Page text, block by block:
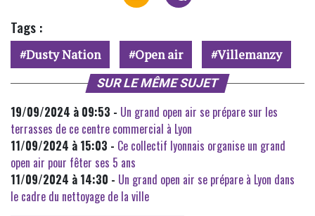
Tags :
Dusty Nation Open air Villemanzy
SUR LE MÊME SUJET
19/09/2024 à 09:53 - Un grand open air se prépare sur les
terrasses de ce centre commercial à Lyon
11/09/2024 à 15:03 - Ce collectif lyonnais organise un grand
open air pour fêter ses 5 ans
11/09/2024 à 14:30 - Un grand open air se prépare à Lyon dans
le cadre du nettoyage de la ville